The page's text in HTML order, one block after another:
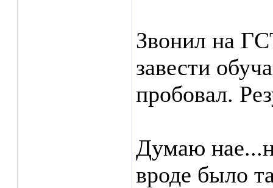
Звонил на
завести
пробовал.
Думаю
вроде было